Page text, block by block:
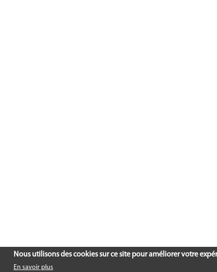
Nous utilisons des cookies sur ce site pour améliorer votre
En savoir plus